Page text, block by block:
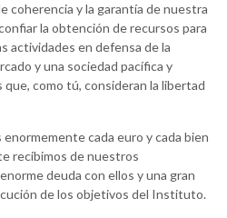
coherencia y la garantía de nuestra
la obtención de recursos para
actividades en defensa de la
y una sociedad pacífica y
que, como tú, consideran la libertad
cada euro y cada bien
recibimos de nuestros
deuda con ellos y una gran
de los objetivos del Instituto.